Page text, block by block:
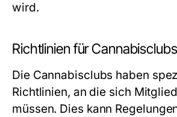
wird.
Richtlinien für Cannabisclubs
Die Cannabisclubs haben
Richtlinien, an die sich
müssen. Dies kann